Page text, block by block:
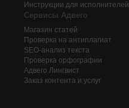
Инструкции для исполнителей
Сервисы Адвего
Магазин статей
Проверка на антиплагиат
SEO-анализ текста
Проверка орфографии
Адвего Лингвист
Заказ контента и услуг